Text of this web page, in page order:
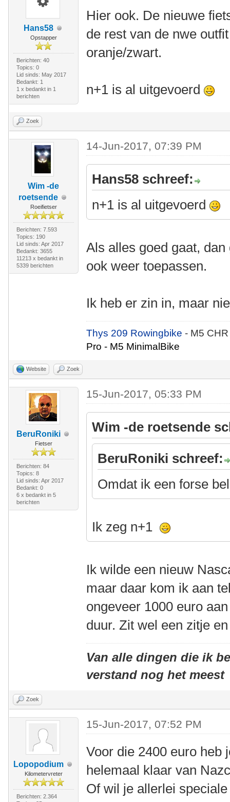
Hans58
Opstapper
Berichten: 40
Topics: 0
Lid sinds: May 2017
Bedankt: 1
1 x bedankt in 1
berichten
Hier ook. De nieuwe
de rest van de nwe
oranje/zwart.
n+1 is al uitgevoerd
Zoek
Wim -de
roetsende
Roeifietser
Berichten: 7.593
Topics: 190
Lid sinds: Apr 2017
Bedankt: 3655
11213 x bedankt in
5339 berichten
14-Jun-2017, 07:39 PM
Hans58 schreef:
n+1 is al uitgevoerd
Als alles goed gaat,
ook weer toepassen.
Ik heb er zin in, maar
Thys 209 Rowingbike- M5
Pro - M5 MinimalBike
Website Zoek
BeruRoniki
Fietser
Berichten: 84
Topics: 8
Lid sinds: Apr 2017
Bedankt: 0
6 x bedankt in 5
berichten
15-Jun-2017, 05:33 PM
Wim -de roetsende
BeruRoniki schreef:
Omdat ik een forse
Ik zeg n+1
Ik wilde een nieuw
maar daar kom ik aan
ongeveer 1000 euro
duur. Zit wel een zitje
Van alle dingen die ik
verstand nog het meest
Zoek
Lopopodium
Kilometervreter
Berichten: 2.364
15-Jun-2017, 07:52 PM
Voor die 2400 euro heb
helemaal klaar van
Of wil je allerlei